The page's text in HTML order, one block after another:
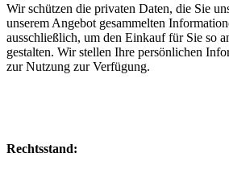
Wir schützen die privaten Daten, die Sie
unserem Angebot gesammelten
ausschließlich, um den Einkauf für Sie so
gestalten. Wir stellen Ihre persönlichen
zur Nutzung zur Verfügung.
Rechtsstand: